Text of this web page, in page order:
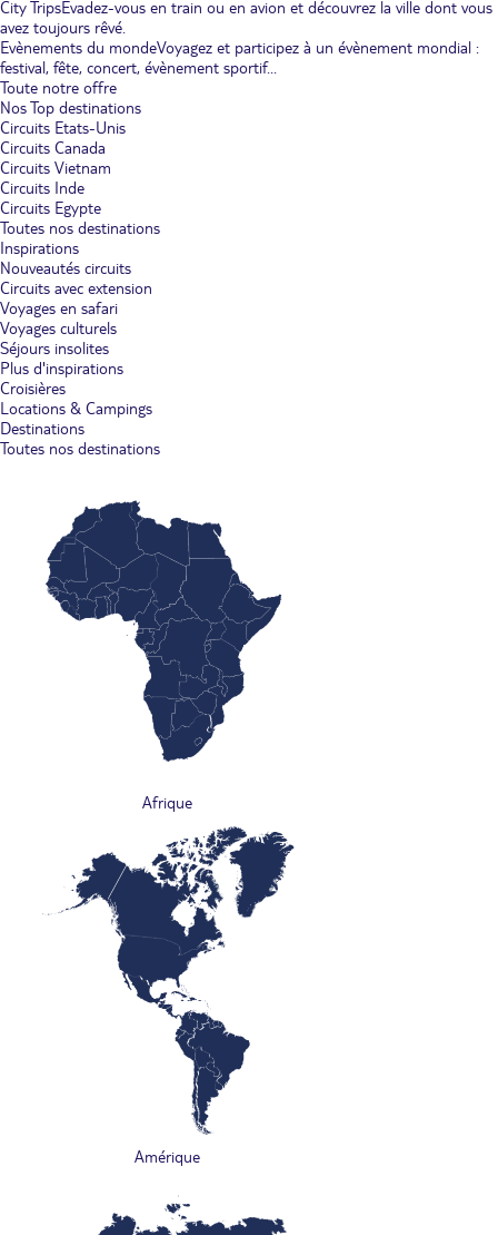
City TripsEvadez-vous en train ou en avion et découvrez la ville dont vous
avez toujours rêvé.
Evènements du mondeVoyagez et participez à un évènement mondial :
festival, fête, concert, évènement sportif...
Toute notre offre
Nos Top destinations
Circuits Etats-Unis
Circuits Canada
Circuits Vietnam
Circuits Inde
Circuits Egypte
Toutes nos destinations
Inspirations
Nouveautés circuits
Circuits avec extension
Voyages en safari
Voyages culturels
Séjours insolites
Plus d'inspirations
Croisières
Locations & Campings
Destinations
Toutes nos destinations
Afrique
Amérique